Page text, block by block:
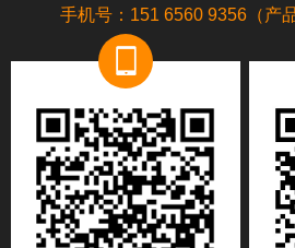
手机号：151 6560 9356（产